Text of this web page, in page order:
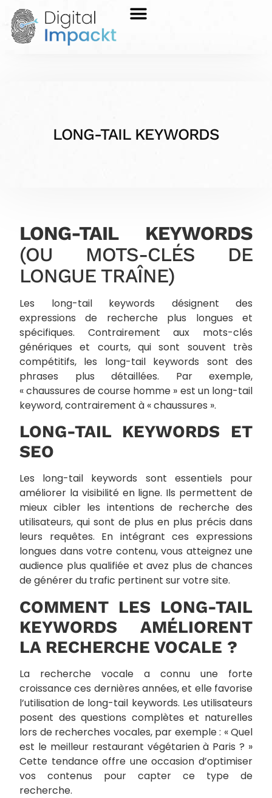
LONG-TAIL KEYWORDS
LONG-TAIL KEYWORDS
(OU MOTS-CLÉS DE
LONGUE TRAÎNE)
Les long-tail keywords désignent des
expressions de recherche plus longues et
spécifiques. Contrairement aux mots-clés
génériques et courts, qui sont souvent très
compétitifs, les long-tail keywords sont des
phrases plus détaillées. Par exemple,
« chaussures de course homme » est un long-tail
keyword, contrairement à « chaussures ».
LONG-TAIL KEYWORDS ET
SEO
Les long-tail keywords sont essentiels pour
améliorer la visibilité en ligne. Ils permettent de
mieux cibler les intentions de recherche des
utilisateurs, qui sont de plus en plus précis dans
leurs requêtes. En intégrant ces expressions
longues dans votre contenu, vous atteignez une
audience plus qualifiée et avez plus de chances
de générer du trafic pertinent sur votre site.
COMMENT LES LONG-TAIL
KEYWORDS AMÉLIORENT
LA RECHERCHE VOCALE ?
La recherche vocale a connu une forte
croissance ces dernières années, et elle favorise
l’utilisation de long-tail keywords. Les utilisateurs
posent des questions complètes et naturelles
lors de recherches vocales, par exemple : « Quel
est le meilleur restaurant végétarien à Paris ? »
Cette tendance offre une occasion d’optimiser
vos contenus pour capter ce type de
recherche.